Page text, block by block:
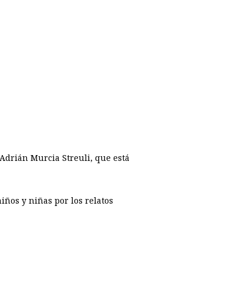
Murcia Streuli, que está
y niñas por los relatos